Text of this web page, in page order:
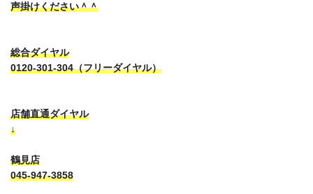
声掛けください＾＾
総合ダイヤル
0120-301-304（フリーダイヤル）
店舗直通ダイヤル
↓
鶴見店
045-947-3858